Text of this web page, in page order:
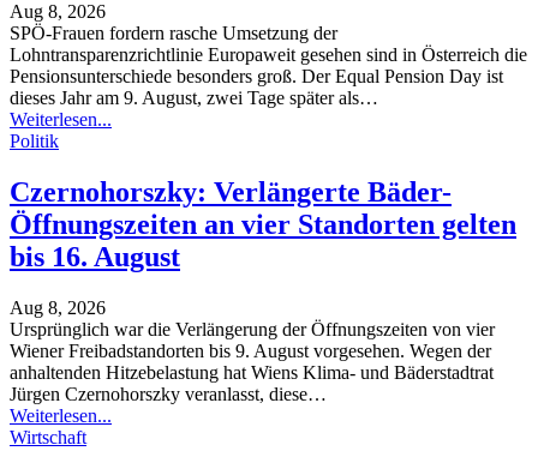
Aug 8, 2026
SPÖ-Frauen fordern rasche Umsetzung der
Lohntransparenzrichtlinie Europaweit gesehen sind in Österreich die
Pensionsunterschiede besonders groß. Der Equal Pension Day ist
dieses Jahr am 9. August, zwei Tage später als…
Weiterlesen...
Politik
Czernohorszky: Verlängerte Bäder-
Öffnungszeiten an vier Standorten gelten
bis 16. August
Aug 8, 2026
Ursprünglich war die Verlängerung der Öffnungszeiten von vier
Wiener Freibadstandorten bis 9. August vorgesehen. Wegen der
anhaltenden Hitzebelastung hat Wiens Klima- und Bäderstadtrat
Jürgen Czernohorszky veranlasst, diese…
Weiterlesen...
Wirtschaft